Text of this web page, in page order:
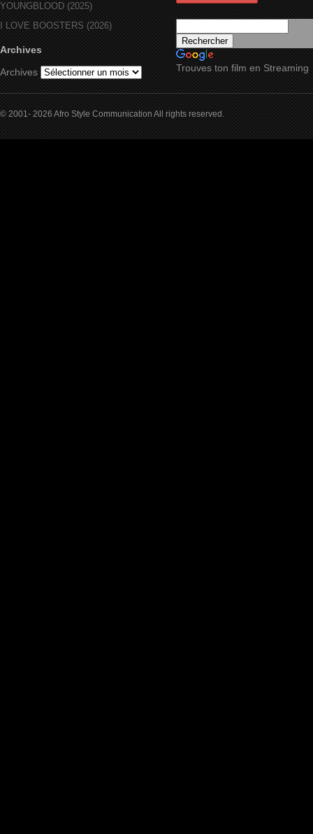
YOUNGBLOOD (2025)
I LOVE BOOSTERS (2026)
Archives
Archives
Trouves ton film en Streaming
© 2001- 2026 Afro Style Communication All rights reserved.